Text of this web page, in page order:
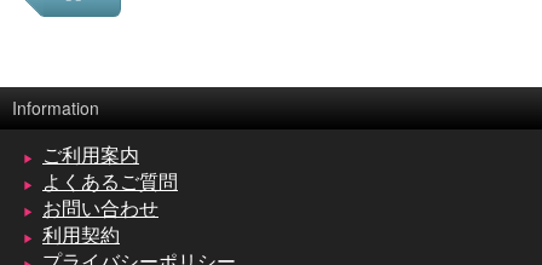
Information
ご利用案内
よくあるご質問
お問い合わせ
利用契約